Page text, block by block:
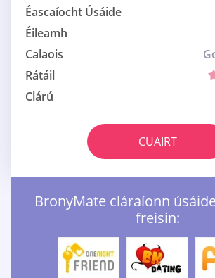
Éascaíocht Úsáide
Éileamh
Calaois
Rátáil
Clárú
CUAIRT
BronyMate cláraíonn
freisin: